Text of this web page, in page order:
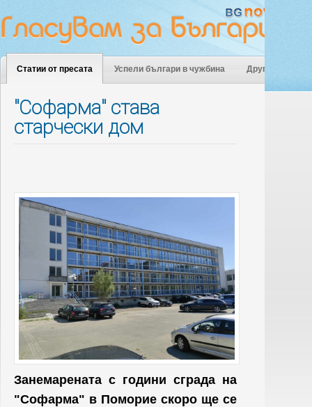
Статии от пресата Успели българи в чужбина Други
"Софарма" става
старчески дом
Занемарената с години сграда на
"Софарма" в Поморие скоро ще се